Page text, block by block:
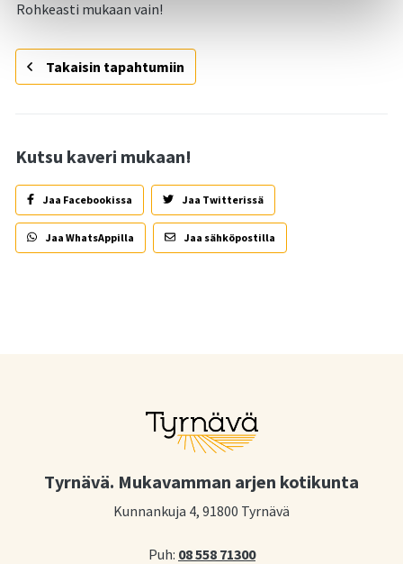
Rohkeasti mukaan vain!
Takaisin tapahtumiin
Kutsu kaveri mukaan!
Jaa Facebookissa Jaa Twitterissä
Jaa WhatsAppilla Jaa sähköpostilla
Tyrnävä. Mukavamman arjen kotikunta
Kunnankuja 4, 91800 Tyrnävä
Puh: 08 558 71300